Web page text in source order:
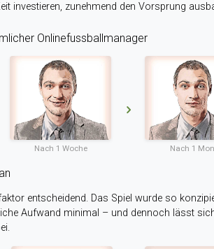
investieren, zunehmend den Vorsprung
Onlinefussballmanager
Nach 1 Woche Nach 1
entscheidend. Das Spiel wurde so
Aufwand minimal – und dennoch lässt